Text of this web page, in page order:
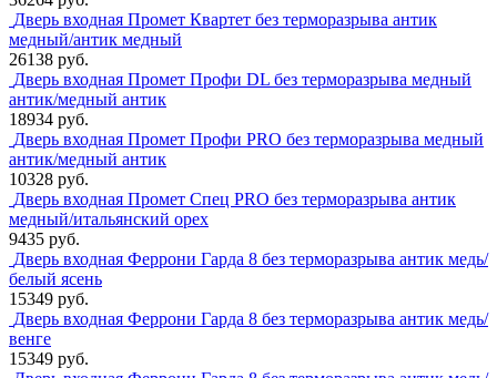
Дверь входная Промет Квартет без терморазрыва антик
медный/антик медный
26138 руб.
Дверь входная Промет Профи DL без терморазрыва медный
антик/медный антик
18934 руб.
Дверь входная Промет Профи PRO без терморазрыва медный
антик/медный антик
10328 руб.
Дверь входная Промет Спец PRO без терморазрыва антик
медный/итальянский орех
9435 руб.
Дверь входная Феррони Гарда 8 без терморазрыва антик медь/
белый ясень
15349 руб.
Дверь входная Феррони Гарда 8 без терморазрыва антик медь/
венге
15349 руб.